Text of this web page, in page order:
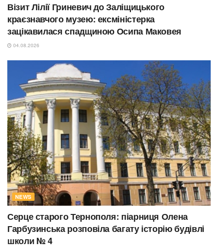
Візит Лілії Гриневич до Заліщицького
краєзнавчого музею: ексміністерка
зацікавилася спадщиною Осипа Маковея
04.08.2026
NEWS
Серце старого Тернополя: піарниця Олена
Гарбузинська розповіла багату історію будівлі
школи № 4